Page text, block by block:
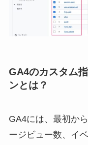
GA4のカスタム
ンとは？
GA4には、最初か
ージビュー数、イ